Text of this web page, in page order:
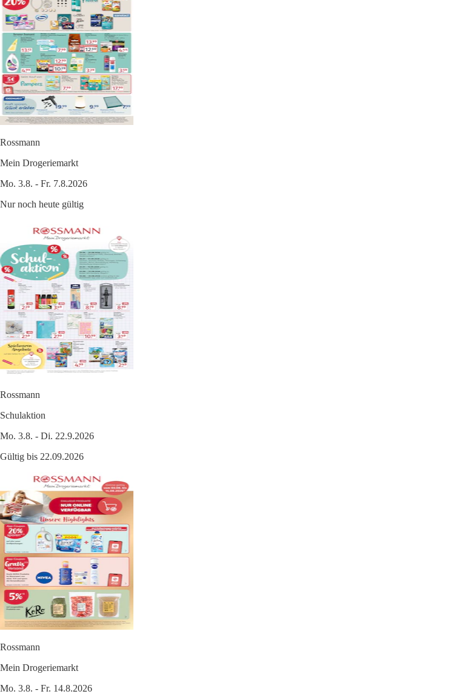
Rossmann
Mein Drogeriemarkt
Mo. 3.8. - Fr. 7.8.2026
Nur noch heute gültig
Rossmann
Schulaktion
Mo. 3.8. - Di. 22.9.2026
Gültig bis 22.09.2026
Rossmann
Mein Drogeriemarkt
Mo. 3.8. - Fr. 14.8.2026